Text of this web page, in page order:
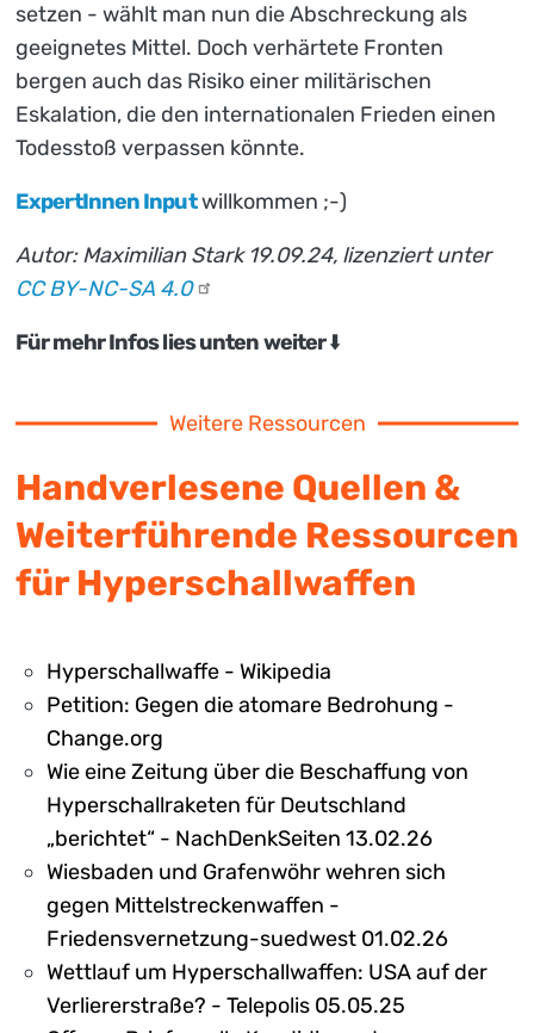
setzen - wählt man nun die Abschreckung als
geeignetes Mittel. Doch verhärtete Fronten
bergen auch das Risiko einer militärischen
Eskalation, die den internationalen Frieden einen
Todesstoß verpassen könnte.
ExpertInnen Inputwillkommen ;-)
Autor: Maximilian Stark 19.09.24, lizenziert unter
CC BY-NC-SA 4.0
Für mehr Infos lies unten weiter⬇️
Weitere Ressourcen
Handverlesene Quellen &
Weiterführende Ressourcen
für Hyperschallwaffen
Hyperschallwaffe - Wikipedia
Petition: Gegen die atomare Bedrohung -
Change.org
Wie eine Zeitung über die Beschaffung von
Hyperschallraketen für Deutschland
„berichtet“ - NachDenkSeiten 13.02.26
Wiesbaden und Grafenwöhr wehren sich
gegen Mittelstreckenwaffen -
Friedensvernetzung-suedwest 01.02.26
Wettlauf um Hyperschallwaffen: USA auf der
Verliererstraße? - Telepolis 05.05.25